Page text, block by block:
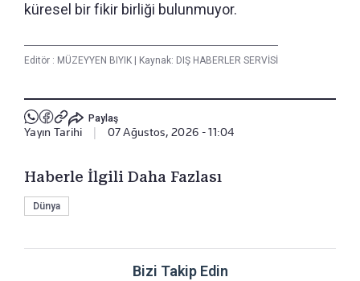
küresel bir fikir birliği bulunmuyor.
Editör : MÜZEYYEN BIYIK Kaynak: DIŞ HABERLER SERVİSİ
Paylaş
Yayın Tarihi 07 Ağustos, 2026 - 11:04
Haberle İlgili Daha Fazlası
Dünya
Bizi Takip Edin